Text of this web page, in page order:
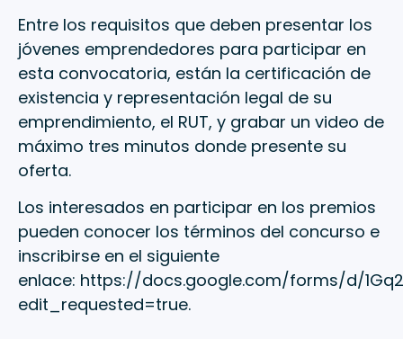
Entre los requisitos que deben presentar los
jóvenes emprendedores para participar en
esta convocatoria, están la certificación de
existencia y representación legal de su
emprendimiento, el RUT, y grabar un video de
máximo tres minutos donde presente su
oferta.
Los interesados en participar en los premios
pueden conocer los términos del concurso e
inscribirse en el siguiente
enlace: https://docs.google.com/forms/d/
edit_requested=true.